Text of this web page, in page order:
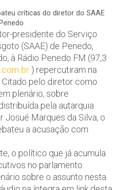
críticas do diretor do SAAE
Penedo
presidente do Serviço
(SAAE) de Penedo,
à Rádio Penedo FM (97,3
) repercutiram na
Citado pelo diretor como
plenário, sobre
pela autarquia
Josué Marques da Silva, o
a acusação com
o político que já acumula
no parlamento
sobre o assunto nesta